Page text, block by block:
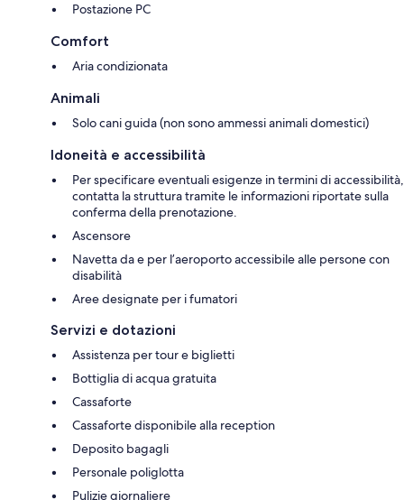
Postazione PC
Comfort
Aria condizionata
Animali
Solo cani guida (non sono ammessi animali domestici)
Idoneità e accessibilità
Per specificare eventuali esigenze in termini di accessibilità,
contatta la struttura tramite le informazioni riportate sulla
conferma della prenotazione.
Ascensore
Navetta da e per l’aeroporto accessibile alle persone con
disabilità
Aree designate per i fumatori
Servizi e dotazioni
Assistenza per tour e biglietti
Bottiglia di acqua gratuita
Cassaforte
Cassaforte disponibile alla reception
Deposito bagagli
Personale poliglotta
Pulizie giornaliere